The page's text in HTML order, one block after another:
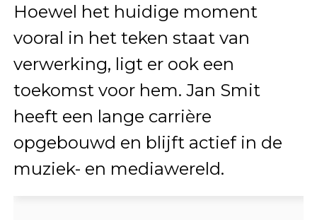
Hoewel het huidige moment
vooral in het teken staat van
verwerking, ligt er ook een
toekomst voor hem. Jan Smit
heeft een lange carrière
opgebouwd en blijft actief in de
muziek- en mediawereld.